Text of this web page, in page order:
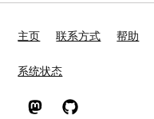
主页 联系方式 帮助
系统状态
W3C 在 Mastodon
W3C 在 GitHub